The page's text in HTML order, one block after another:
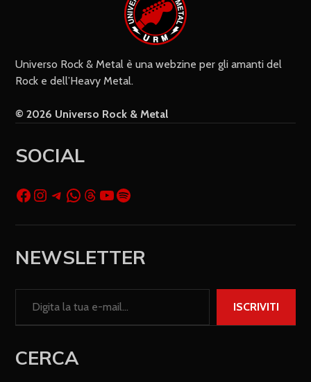
Universo Rock & Metal è una webzine per gli amanti del
Rock e dell’Heavy Metal.
© 2026 Universo Rock & Metal
SOCIAL
NEWSLETTER
ISCRIVITI
CERCA